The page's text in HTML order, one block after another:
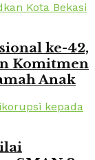
ke-42,
Komitmen
Anak